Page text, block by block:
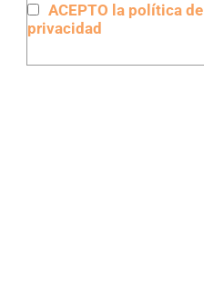
ACEPTO la política de
privacidad